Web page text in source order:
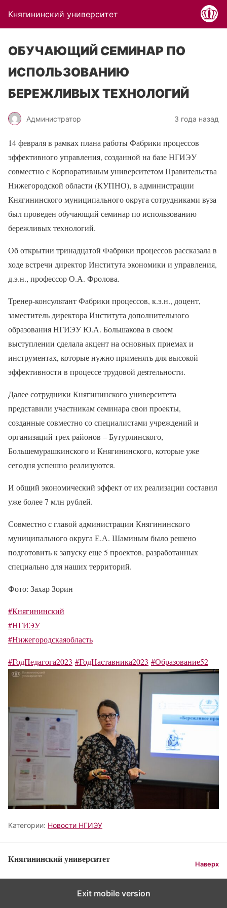
Княгининский университет
ОБУЧАЮЩИЙ СЕМИНАР ПО
ИСПОЛЬЗОВАНИЮ
БЕРЕЖЛИВЫХ ТЕХНОЛОГИЙ
Администратор 3 года назад
14 февраля в рамках плана работы Фабрики процессов
эффективного управления, созданной на базе НГИЭУ
совместно с Корпоративным университетом Правительства
Нижегородской области (КУПНО), в администрации
Княгининского муниципального округа сотрудниками вуза
был проведен обучающий семинар по использованию
бережливых технологий.
Об открытии тринадцатой Фабрики процессов рассказала в
ходе встречи директор Института экономики и управления,
д.э.н., профессор О.А. Фролова.
Тренер-консультант Фабрики процессов, к.э.н., доцент,
заместитель директора Института дополнительного
образования НГИЭУ Ю.А. Большакова в своем
выступлении сделала акцент на основных приемах и
инструментах, которые нужно применять для высокой
эффективности в процессе трудовой деятельности.
Далее сотрудники Княгининского университета
представили участникам семинара свои проекты,
созданные совместно со специалистами учреждений и
организаций трех районов – Бутурлинского,
Большемурашкинского и Княгининского, которые уже
сегодня успешно реализуются.
И общий экономический эффект от их реализации составил
уже более 7 млн рублей.
Совместно с главой администрации Княгининского
муниципального округа Е.А. Шаминым было решено
подготовить к запуску еще 5 проектов, разработанных
специально для наших территорий.
Фото: Захар Зорин
#Княгининский
#НГИЭУ
#Нижегородскаяобласть
#ГодПедагога2023 #ГодНаставника2023 #Образование52
Категории: Новости НГИЭУ
Княгининский университет Наверх
Exit mobile version